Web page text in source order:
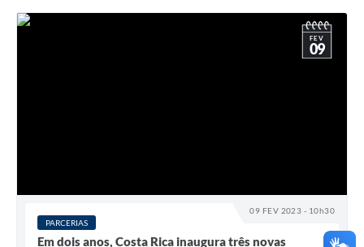
09 FEV 2023 - 10h30
FEV
09
PARCERIAS
Em dois anos, Costa Rica inaugura três novas